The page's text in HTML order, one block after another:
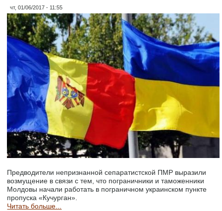
чт, 01/06/2017 - 11:55
Предводители непризнанной сепаратистской ПМР выразили
возмущение в связи с тем, что пограничники и таможенники
Молдовы начали работать в пограничном украинском пункте
пропуска «Кучурган».
Читать больше...